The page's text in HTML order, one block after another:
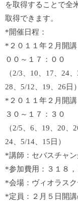
を取得することで全
取得できます。
*開催日程：
*２０１１年２月開
００～１７：００
（2/3、10、17、24
28、5/12、19、26日）
*２０１１年２月開
３０～１７：３０
（2/5、6、19、20、
24、5/14、15日）
*講師：セバスチャン
*参加費用：３１８，
*会場：ヴィオラス
*定員：２月５日開